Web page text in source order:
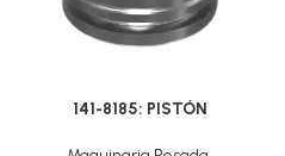
141-8185: PISTÓN